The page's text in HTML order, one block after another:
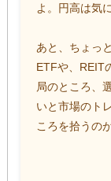
よ。円高は気
あと、ちょっ
ETFや、REIT
局のところ、
いと市場のト
ころを拾うの